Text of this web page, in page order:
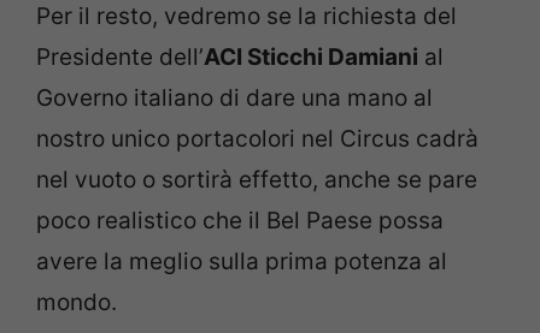
Per il resto, vedremo se la richiesta del
Presidente dell’ACI Sticchi Damiani al
Governo italiano di dare una mano al
nostro unico portacolori nel Circus cadrà
nel vuoto o sortirà effetto, anche se pare
poco realistico che il Bel Paese possa
avere la meglio sulla prima potenza al
mondo.